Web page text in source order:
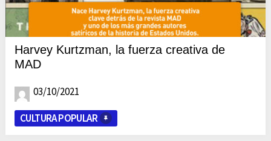
Harvey Kurtzman, la fuerza creativa de
MAD
03/10/2021
CULTURA POPULAR